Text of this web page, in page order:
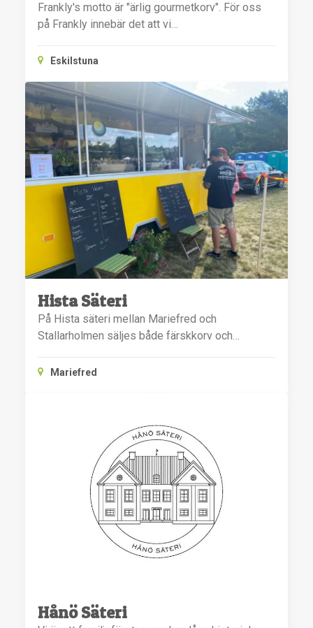
Frankly's motto är "ärlig gourmetkorv". För oss
på Frankly innebär det att vi…
Eskilstuna
Hista Säteri
På Hista säteri mellan Mariefred och
Stallarholmen säljes både färskkorv och…
Mariefred
Hånö Säteri